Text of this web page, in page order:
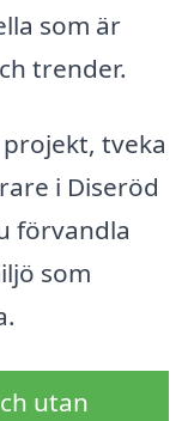
som är
trender.
tveka
i Diseröd
förvandla
som
utan